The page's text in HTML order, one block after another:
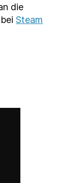
die
beiSteam